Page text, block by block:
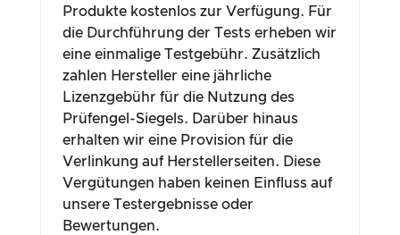
Produkte kostenlos zur Verfügung. Für
die Durchführung der Tests erheben wir
eine einmalige Testgebühr. Zusätzlich
zahlen Hersteller eine jährliche
Lizenzgebühr für die Nutzung des
Prüfengel-Siegels. Darüber hinaus
erhalten wir eine Provision für die
Verlinkung auf Herstellerseiten. Diese
Vergütungen haben keinen Einfluss auf
unsere Testergebnisse oder
Bewertungen.